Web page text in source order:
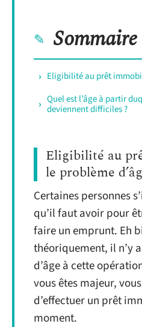
Sommaire
Eligibilité au prêt
Quel est l’âge à partir
deviennent difficiles ?
Eligibilité au
le problème
Certaines personnes
qu’il faut avoir pour
faire un emprunt. Eh
théoriquement, il n’y
d’âge à cette
vous êtes majeur,
d’effectuer un prêt
moment.